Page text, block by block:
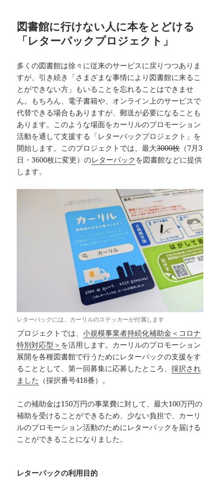
図書館に行けない人に本をとどける
「レターパックプロジェクト」
多くの図書館は徐々に従来のサービスに戻りつつありま
すが、引き続き「さまざまな事情により図書館に来るこ
とができない方」もいることを忘れることはできませ
ん。もちろん、電子書籍や、オンライン上のサービスで
代替できる場合もありますが、郵送が必要になることも
あります。このような場面をカーリルのプロモーション
活動を通して支援する「レターパックプロジェクト」を
開始します。このプロジェクトでは、最大3000枚（7月3
日・3600枚に変更）のレターパック を図書館などに提供
します。
レターパックには、カーリルのステッカーが付属します
プロジェクトでは、小規模事業者持続化補助金＜コロナ
特別対応型＞ を活用します。カーリルのプロモーション
展開を各種図書館で行うためにレターパックの支援をす
ることとして、第一回募集に応募したところ、採択され
ました （採択番号418番）。
この補助金は150万円の事業費に対して、最大100万円の
補助を受けることができるため、少ない負担で、カーリ
ルのプロモーション活動のためにレターパックを届ける
ことができることになりました。
レターパックの利用目的